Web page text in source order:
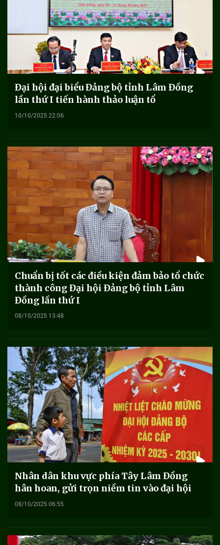
Đại hội đại biểu Đảng bộ tỉnh Lâm Đồng
lần thứ I tiến hành thảo luận tổ
10/10/2025 22:06
Chuẩn bị tốt các điều kiện đảm bảo tổ chức
thành công Đại hội Đảng bộ tỉnh Lâm
Đồng lần thứ I
08/10/2025 13:48
Nhân dân khu vực phía Tây Lâm Đồng
hân hoan, gửi trọn niềm tin vào đại hội
08/10/2025 06:55